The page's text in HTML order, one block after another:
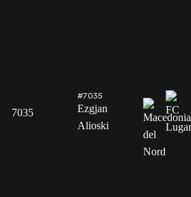
7035
#7035
Ezgjan
Alioski